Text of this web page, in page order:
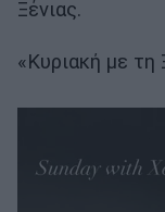
Ξένιας.
«Κυριακή με τη